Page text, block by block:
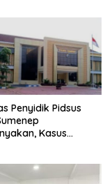
Penyidik Pidsus
Kasus